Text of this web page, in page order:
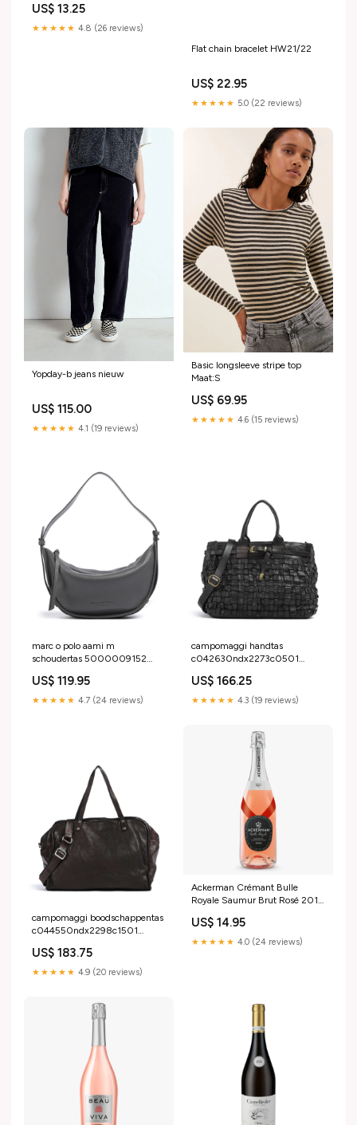
wijnen Stellenrust
US$ 13.25
★★★★★ 4.8 (26 reviews)
Flat chain bracelet HW21/22
US$ 22.95
★★★★★ 5.0 (22 reviews)
Yopday-b jeans nieuw
US$ 115.00
★★★★★ 4.1 (19 reviews)
Basic longsleeve stripe top
Maat:S
US$ 69.95
★★★★★ 4.6 (15 reviews)
marc o polo aami m
schoudertas 5000009152
US$ 119.95
★★★★★ 4.7 (24 reviews)
campomaggi handtas
c042630ndx2273c0501
US$ 166.25
★★★★★ 4.3 (19 reviews)
campomaggi boodschappentas
c044550ndx2298c1501
US$ 183.75
★★★★★ 4.9 (20 reviews)
Ackerman Crémant Bulle
Royale Saumur Brut Rosé 2019
afrikaanse-wijnen
US$ 14.95
★★★★★ 4.0 (24 reviews)